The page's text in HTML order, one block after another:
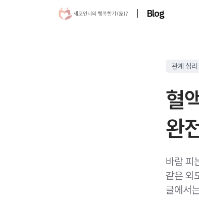
| Blog
관계 심리
혈
완
바람 피
같은 외
글에서